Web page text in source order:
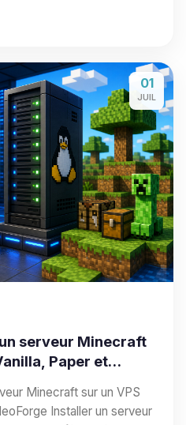
01
JUIL
serveur Minecraft
Paper et
Minecraft sur un VPS
Installer un serveur